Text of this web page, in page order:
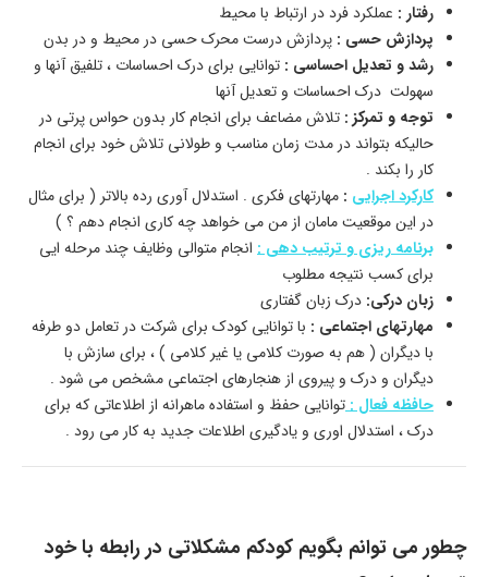
رفتار : عملکرد فرد در ارتباط با محیط
پردازش حسی : پردازش درست محرک حسی در محیط و در بدن
رشد و تعدیل احساسی : توانایی برای درک احساسات ، تلفیق آنها و
سهولت درک احساسات و تعدیل آنها
توجه و تمرکز : تلاش مضاعف برای انجام کار بدون حواس پرتی در
حالیکه بتواند در مدت زمان مناسب و طولانی تلاش خود برای انجام
کار را بکند .
کارکرد اجرایی : مهارتهای فکری . استدلال آوری رده بالاتر ( برای مثال
در این موقعیت مامان از من می خواهد چه کاری انجام دهم ؟ )
برنامه ریزی و ترتیب دهی : انجام متوالی وظایف چند مرحله ایی
برای کسب نتیجه مطلوب
زبان درکی: درک زبان گفتاری
مهارتهای اجتماعی : با توانایی کودک برای شرکت در تعامل دو طرفه
با دیگران ( هم به صورت کلامی یا غیر کلامی ) ، برای سازش با
دیگران و درک و پیروی از هنجارهای اجتماعی مشخص می شود .
حافظه فعال :توانایی حفظ و استفاده ماهرانه از اطلاعاتی که برای
درک ، استدلال اوری و یادگیری اطلاعات جدید به کار می رود .
چطور می توانم بگویم کودکم مشکلاتی در رابطه با خود